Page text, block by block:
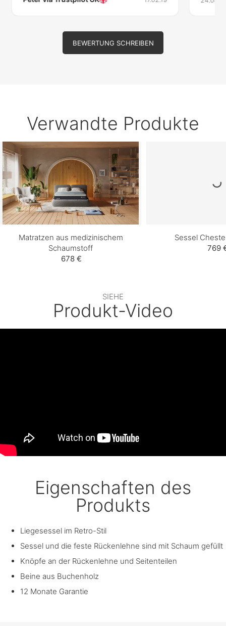
BEWERTUNG SCHREIBEN
Verwandte Produkte
Matratzen aus medizinischem
Schaumstoff
678 €
Sessel
769
SIEHE
Produkt-Video
Eigenschaften des
Produkts
Liegesessel im Retro-Stil
Sessel und die feste Rückenlehne sind mit Schaum gefüllt
Knöpfe an der Rückenlehne und Seitenteilen
Beine aus Buchenholz
12 Monate Garantie